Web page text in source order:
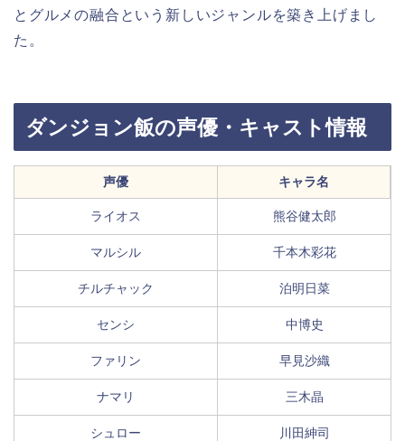
とグルメの融合という新しいジャンルを築き上げまし
た。
ダンジョン飯の声優・キャスト情報
声優 キャラ名
ライオス 熊谷健太郎
マルシル 千本木彩花
チルチャック 泊明日菜
センシ 中博史
ファリン 早見沙織
ナマリ 三木晶
シュロー 川田紳司